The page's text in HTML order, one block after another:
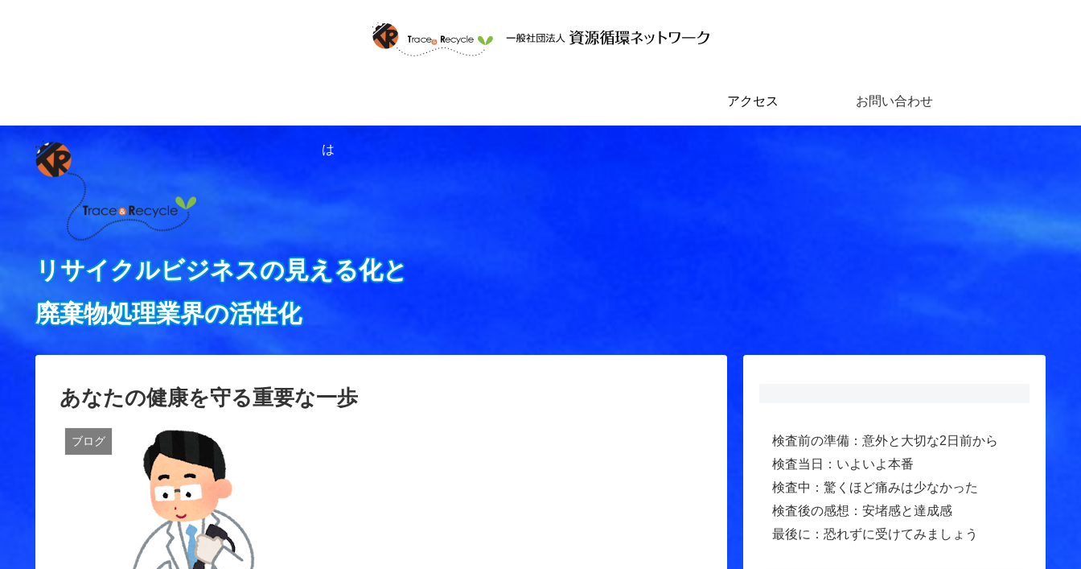
は
アクセス お問い合わせ
リサイクルビジネスの見える化と
廃棄物処理業界の活性化
あなたの健康を守る重要な一歩
ブログ
検査前の準備：意外と大切な2日前から
検査当日：いよいよ本番
検査中：驚くほど痛みは少なかった
検査後の感想：安堵感と達成感
最後に：恐れずに受けてみましょう